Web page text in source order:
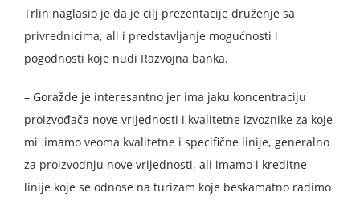
Trlin naglasio je da je cilj prezentacije druženje sa
privrednicima, ali i predstavljanje mogućnosti i
pogodnosti koje nudi Razvojna banka.
– Goražde je interesantno jer ima jaku koncentraciju
proizvođača nove vrijednosti i kvalitetne izvoznike za koje
mi imamo veoma kvalitetne i specifične linije, generalno
za proizvodnju nove vrijednosti, ali imamo i kreditne
linije koje se odnose na turizam koje beskamatno radimo